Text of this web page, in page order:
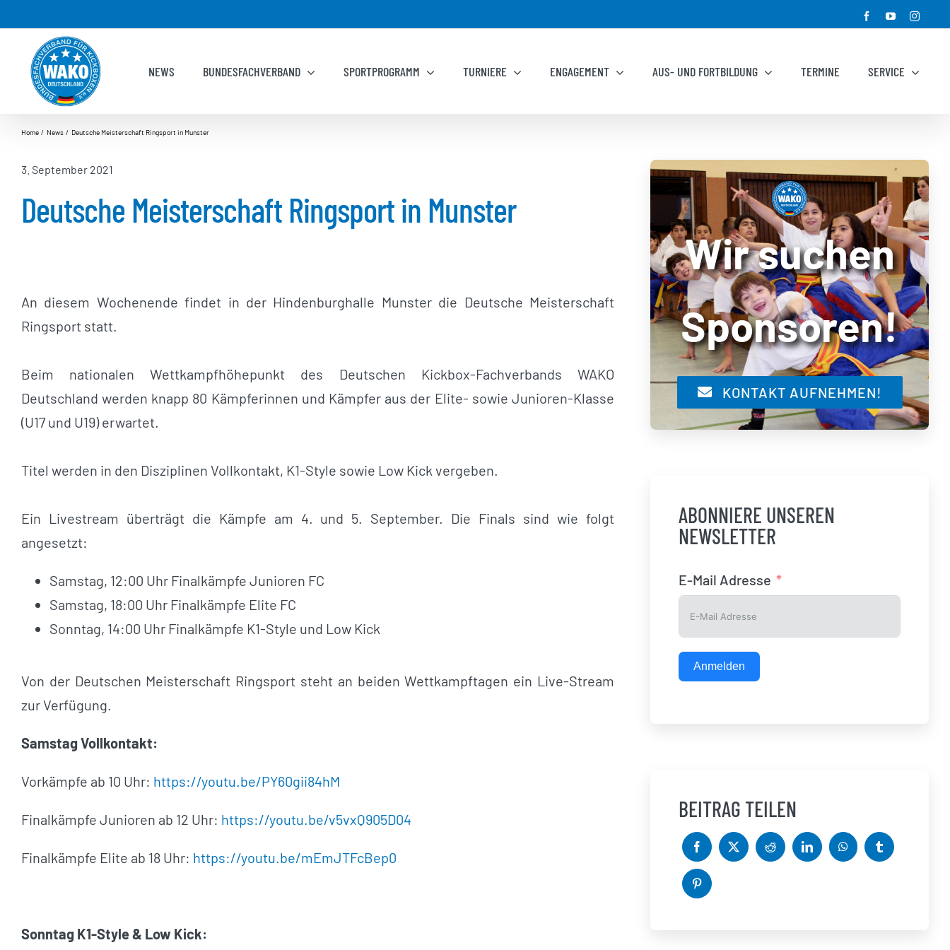
springen
FacebookYouTube
NEWS BUNDESFACHVERBAND SPORTPROGRAMM TURNIERE ENGAGEMENT AUS- UND FORTBILDUNG TERMINE SERVICE
Home News Deutsche Meisterschaft Ringsport in Munster
3. September 2021
Deutsche Meisterschaft Ringsport in Munster
An diesem Wochenende findet in der Hindenburghalle Munster die Deutsche Meisterschaft
Ringsport statt.
Beim nationalen Wettkampfhöhepunkt des Deutschen Kickbox-Fachverbands WAKO
Deutschland werden knapp 80 Kämpferinnen und Kämpfer aus der Elite- sowie Junioren-Klasse
(U17 und U19) erwartet.
Titel werden in den Disziplinen Vollkontakt, K1-Style sowie Low Kick vergeben.
Ein Livestream überträgt die Kämpfe am 4. und 5. September. Die Finals sind wie folgt
angesetzt:
Samstag, 12:00 Uhr Finalkämpfe Junioren FC
Samstag, 18:00 Uhr Finalkämpfe Elite FC
Sonntag, 14:00 Uhr Finalkämpfe K1-Style und Low Kick
Von der Deutschen Meisterschaft Ringsport steht an beiden Wettkampftagen ein Live-Stream
zur Verfügung.
Samstag Vollkontakt:
Vorkämpfe ab 10 Uhr: https://youtu.be/PY60gii84hM
Finalkämpfe Junioren ab 12 Uhr: https://youtu.be/v5vxQ905D04
Finalkämpfe Elite ab 18 Uhr: https://youtu.be/mEmJTFcBep0
Sonntag K1-Style & Low Kick:
Wir suchen
Sponsoren!
KONTAKT AUFNEHMEN!
ABONNIERE UNSEREN
NEWSLETTER
E-Mail Adresse
Anmelden
BEITRAG TEILEN